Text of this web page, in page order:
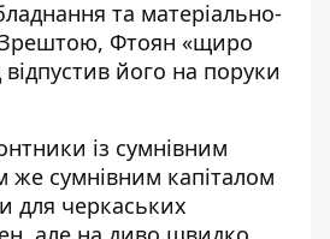
та матеріально-
Зрештою, Фтоян «щиро
відпустив його на поруки
із сумнівним
же сумнівним капіталом
для черкаських